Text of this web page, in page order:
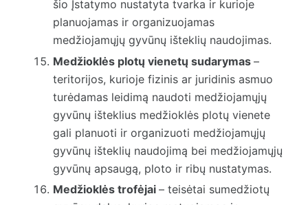
šio Įstatymo nustatyta tvarka ir kurioje
planuojamas ir organizuojamas
medžiojamųjų gyvūnų išteklių naudojimas.
Medžioklės plotų vienetų sudarymas –
teritorijos, kurioje fizinis ar juridinis asmuo
turėdamas leidimą naudoti medžiojamųjų
gyvūnų išteklius medžioklės plotų vienete
gali planuoti ir organizuoti medžiojamųjų
gyvūnų išteklių naudojimą bei medžiojamųjų
gyvūnų apsaugą, ploto ir ribų nustatymas.
Medžioklės trofėjai – teisėtai sumedžiotų